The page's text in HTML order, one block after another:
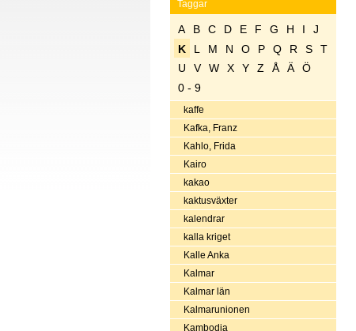
Taggar
A B C D E F G H I
J
K
L M N O P Q R S
T
U
V W X Y Z Å Ä
Ö
0 - 9
kaffe
Kafka, Franz
Kahlo, Frida
Kairo
kakao
kaktusväxter
kalendrar
kalla kriget
Kalle Anka
Kalmar
Kalmar län
Kalmarunionen
Kambodja